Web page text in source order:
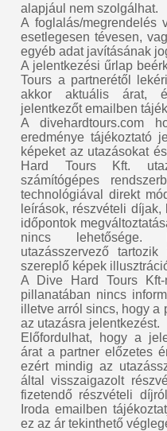
alapjául nem szolgálhat.
A foglalás/megrendelés
esetlegesen tévesen,
egyéb adat javításának
A jelentkezési űrlap
Tours a partnerétől
akkor aktuális árat,
jelentkezőt emailben
A divehardtours.com
eredménye tájékoztató
képeket az utazásokat
Hard Tours Kft.
számítógépes
technológiával direkt
leírások, részvételi
időpontok
nincs lehetősége.
utazásszervező
szereplő képek
A Dive Hard Tours
pillanatában nincs
illetve arról sincs, hogy a
az utazásra jelentkezést.
Előfordulhat, hogy a
árat a partner előzetes
ezért mindig az
által visszaigazolt
fizetendő részvételi
Iroda emailben
ez az ár tekinthető